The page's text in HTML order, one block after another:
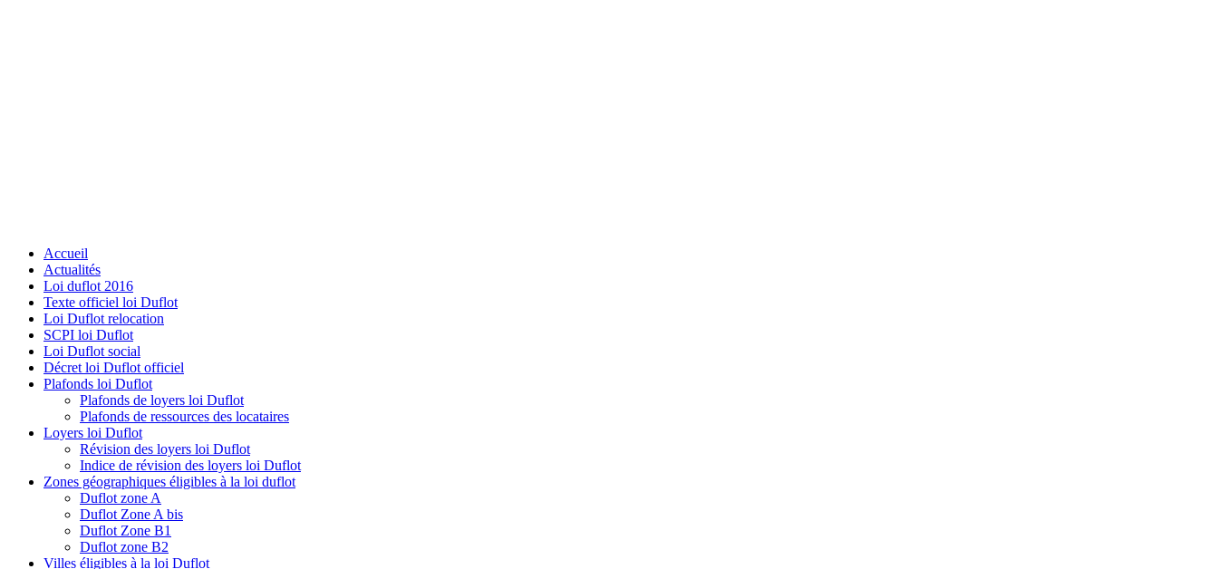
Accueil
Actualités
Loi duflot 2016
Texte officiel loi Duflot
Loi Duflot relocation
SCPI loi Duflot
Loi Duflot social
Décret loi Duflot officiel
Plafonds loi Duflot
Plafonds de loyers loi Duflot
Plafonds de ressources des locataires
Loyers loi Duflot
Révision des loyers loi Duflot
Indice de révision des loyers loi Duflot
Zones géographiques éligibles à la loi duflot
Duflot zone A
Duflot Zone A bis
Duflot Zone B1
Duflot zone B2
Villes éligibles à la loi Duflot